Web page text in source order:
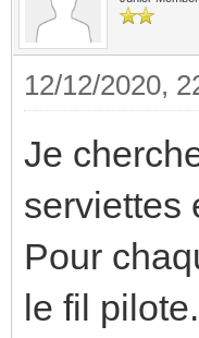
12/12/2020,
Je
serviettes
Pour
le fil